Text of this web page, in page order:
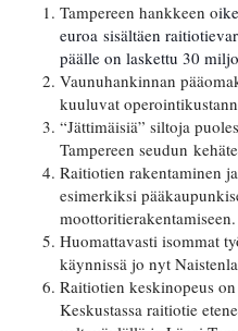
Tampereen hankkeen o
euroa sisältäen
päälle on laskettu 30
Vaunuhankinnan
kuuluvat
“Jättimäisiä” siltoja
Tampereen seudun
Raitiotien rakentaminen
esimerkiksi
moottoritierakentamiseen.
Huomattavasti isommat
käynnissä jo nyt
Raitiotien keskinopeus
Keskustassa raitiotie